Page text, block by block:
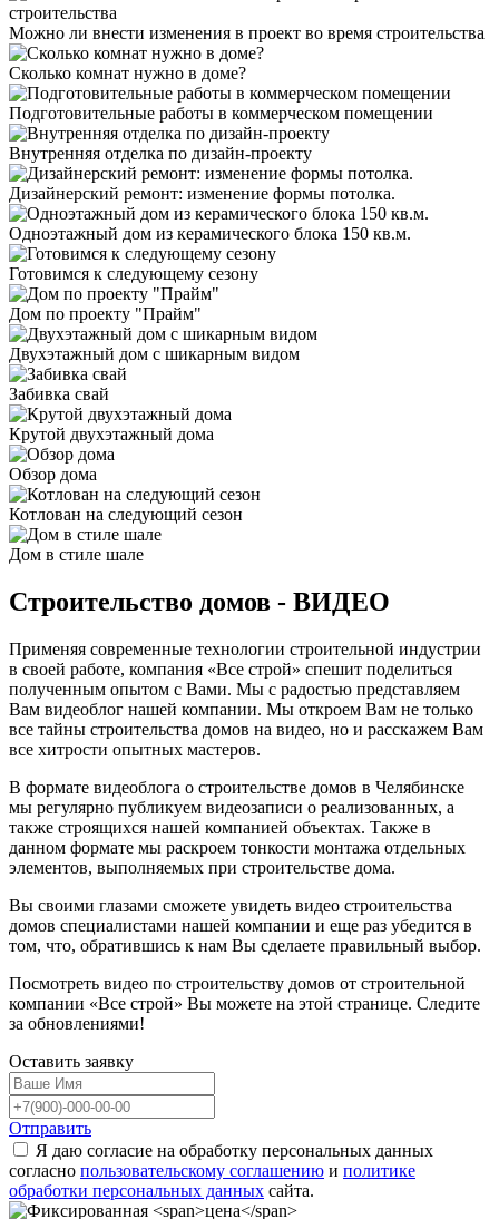
Можно ли внести изменения в проект во время строительства
Сколько комнат нужно в доме?
Подготовительные работы в коммерческом помещении
Внутренняя отделка по дизайн-проекту
Дизайнерский ремонт: изменение формы потолка.
Одноэтажный дом из керамического блока 150 кв.м.
Готовимся к следующему сезону
Дом по проекту "Прайм"
Двухэтажный дом с шикарным видом
Забивка свай
Крутой двухэтажный дома
Обзор дома
Котлован на следующий сезон
Дом в стиле шале
Строительство домов - ВИДЕО
Применяя современные технологии строительной индустрии
в своей работе, компания «Все строй» спешит поделиться
полученным опытом с Вами. Мы с радостью представляем
Вам видеоблог нашей компании. Мы откроем Вам не только
все тайны строительства домов на видео, но и расскажем Вам
все хитрости опытных мастеров.
В формате видеоблога о строительстве домов в Челябинске
мы регулярно публикуем видеозаписи о реализованных, а
также строящихся нашей компанией объектах. Также в
данном формате мы раскроем тонкости монтажа отдельных
элементов, выполняемых при строительстве дома.
Вы своими глазами сможете увидеть видео строительства
домов специалистами нашей компании и еще раз убедится в
том, что, обратившись к нам Вы сделаете правильный выбор.
Посмотреть видео по строительству домов от строительной
компании «Все строй» Вы можете на этой странице. Следите
за обновлениями!
Оставить заявку
Отправить
Я даю согласие на обработку персональных данных
согласно пользовательскому соглашению и политике
обработки персональных данных сайта.